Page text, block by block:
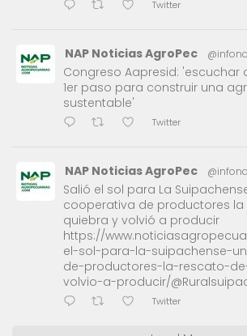
Twitter
NAP Noticias AgroPec
Congreso Aapresid: 'escuchar
1er paso para construir una
sustentable'
Twitter
NAP Noticias AgroPec
Salió el sol para La
cooperativa de productores
quiebra y volvió a producir
https://
el-sol-para-la-suipachense-
de-productores-la-rescato-
volvio-a-producir/
Twitter